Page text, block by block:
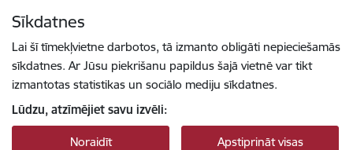
Sīkdatnes
Lai šī tīmekļvietne darbotos, tā izmanto obligāti nepieciešamās
sīkdatnes. Ar Jūsu piekrišanu papildus šajā vietnē var tikt
izmantotas statistikas un sociālo mediju sīkdatnes.
Lūdzu, atzīmējiet savu izvēli:
Noraidīt Apstiprināt visas